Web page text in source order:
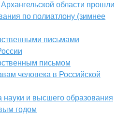
области прошли
по полиатлону (зимнее
письмами
письмом
человека в Российской
и высшего образования
годом